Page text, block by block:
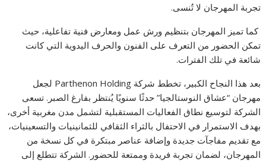
تجربة المهرجان لا تُنسى.
كما تميز المهرجان بتنظيم ورش عمل ومعارض فنية تفاعلية، حيث
تمكن الحضور من التعرف على الفنون والحرف اليدوية التي كانت
شائعة في تلك الفترات.
بعد هذا النجاح الكبير، تخطط شركة Parthenon Holding لجعل
مهرجان “عشاق النوستالجيا” حدثًا سنويًا يُنتظر بفارغ الصبر. تسعى
الشركة لتوسيع نطاق الفعاليات المستقبلية لتشمل مدن مغربية أخرى،
بهدف الاستمرار في الاحتفال بالثراء الثقافي للثمانينيات والتسعينيات،
مع تقديم مفاجآت جديدة وإضافة عناصر مبتكرة في كل نسخة من
المهرجان، لضمان تجربة فريدة وممتعة للحضور. الشركة تتطلع إلى